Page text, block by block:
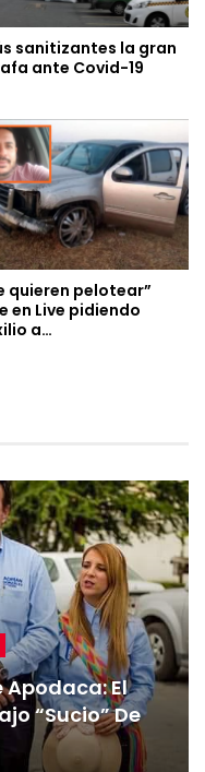
sanitizantes la gran
ante Covid-19
quieren pelotear”
en Live pidiendo
a…
Apodaca: El
“sucio” De